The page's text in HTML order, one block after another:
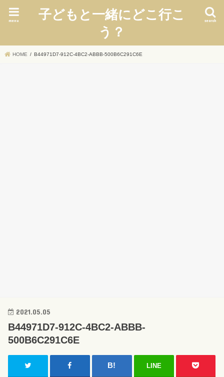
子どもと一緒にどこ行こ
う？
search
menu
HOME B44971D7-912C-4BC2-ABBB-500B6C291C6E
2021.05.05
B44971D7-912C-4BC2-ABBB-
500B6C291C6E
LINE